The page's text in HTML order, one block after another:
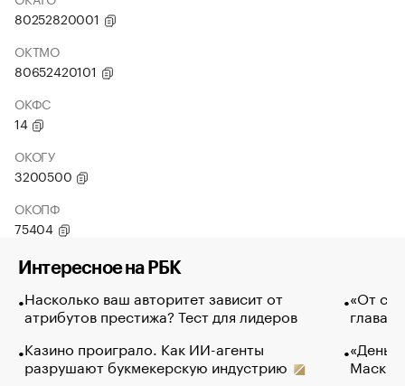
80252820001
ОКТМО
80652420101
ОКФС
14
ОКОГУ
3200500
ОКОПФ
75404
Интересное на РБК
Насколько ваш авторитет зависит от
атрибутов престижа? Тест для лидеров
Казино проиграло. Как ИИ-агенты
разрушают букмекерскую индустрию
«От
глава
Маск в